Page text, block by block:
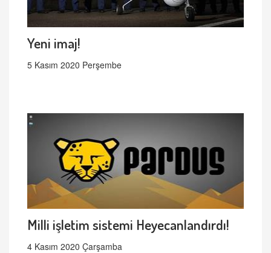
Yeni imaj!
5 Kasım 2020 Perşembe
Milli işletim sistemi Heyecanlandırdı!
4 Kasım 2020 Çarşamba